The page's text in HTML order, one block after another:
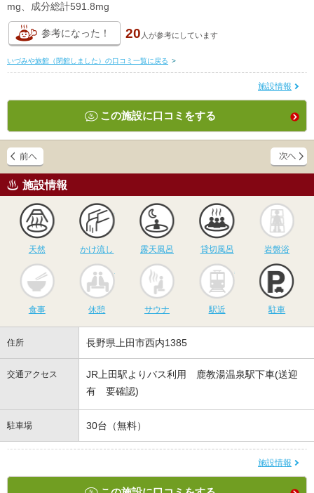
mg、成分総計591.8mg
参考になった！ 20 人が参考にしています
いづみや旅館（閉館しました）の口コミ一覧に戻る >
施設情報
この施設に口コミをする
施設情報
天然
かけ流し
かけ流し
露天風呂
露天風呂
貸切風呂
貸切風呂 岩盤浴
食事 休憩
サウナ
サウナ 駅近 駐車
住所 長野県上田市西内1385
交通アクセス
JR上田駅よりバス利用 鹿教湯温泉駅下車(送迎
有 要確認)
駐車場 30台（無料）
施設情報